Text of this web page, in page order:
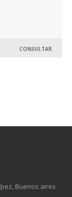
CONSULTAR
Buenos aires